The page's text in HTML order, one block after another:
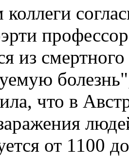
из
что в
от 1100